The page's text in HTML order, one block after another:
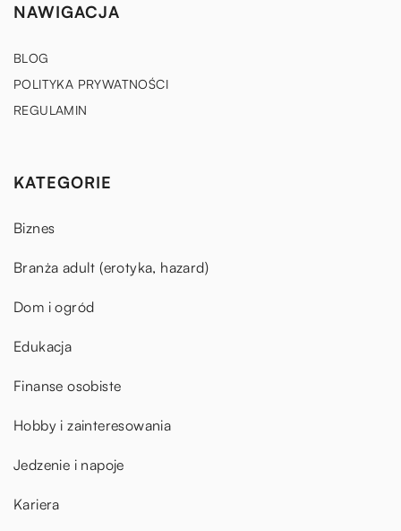
NAWIGACJA
BLOG
POLITYKA PRYWATNOŚCI
REGULAMIN
KATEGORIE
Biznes
Branża adult (erotyka, hazard)
Dom i ogród
Edukacja
Finanse osobiste
Hobby i zainteresowania
Jedzenie i napoje
Kariera